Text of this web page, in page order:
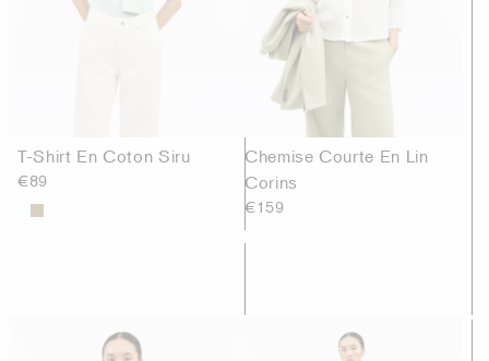
T-Shirt En Coton Siru
€89
Chemise Courte En Lin
Corins
€159